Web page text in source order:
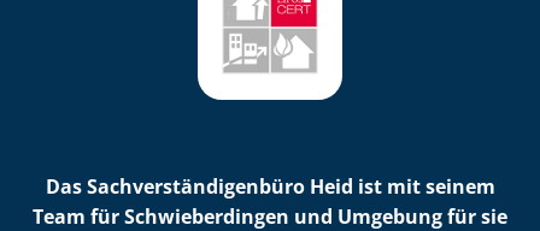
Das Sach­ver­stän­di­gen­bü­ro Heid ist mit seinem
Team für Schwieberdingen und Umgebung für sie